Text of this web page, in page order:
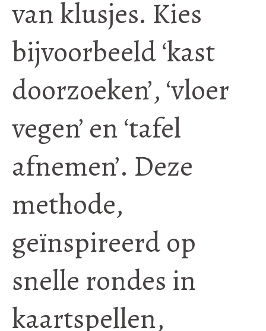
van klusjes. Kies
bijvoorbeeld ‘kast
doorzoeken’, ‘vloer
vegen’ en ‘tafel
afnemen’. Deze
methode,
geïnspireerd op
snelle rondes in
kaartspellen,